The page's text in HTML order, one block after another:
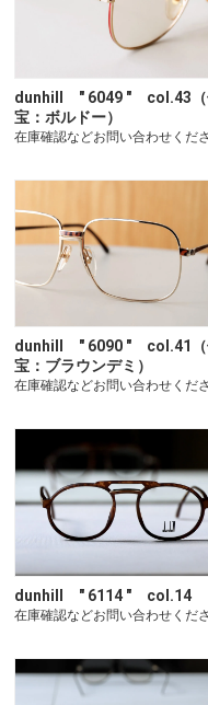
dunhill " 6049 " col.43（
宝：ボルドー）
在庫確認などお問い合わせくだ
dunhill " 6090 " col.41（
宝：ブラウンデミ）
在庫確認などお問い合わせくだ
dunhill " 6114 " col.14
在庫確認などお問い合わせくだ